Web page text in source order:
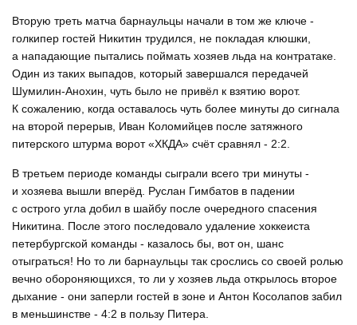
Вторую треть матча барнаульцы начали в том же ключе -
голкипер гостей Никитин трудился, не покладая клюшки,
а нападающие пытались поймать хозяев льда на контратаке.
Один из таких выпадов, который завершался передачей
Шумилин-Анохин, чуть было не привёл к взятию ворот.
К сожалению, когда оставалось чуть более минуты до сигнала
на второй перерыв, Иван Коломийцев после затяжного
питерского штурма ворот «ХКДА» счёт сравнял - 2:2.
В третьем периоде команды сыграли всего три минуты -
и хозяева вышли вперёд. Руслан Гимбатов в падении
с острого угла добил в шайбу после очередного спасения
Никитина. После этого последовало удаление хоккеиста
петербургской команды - казалось бы, вот он, шанс
отыграться! Но то ли барнаульцы так срослись со своей ролью
вечно обороняющихся, то ли у хозяев льда открылось второе
дыхание - они заперли гостей в зоне и Антон Косолапов забил
в меньшинстве - 4:2 в пользу Питера.